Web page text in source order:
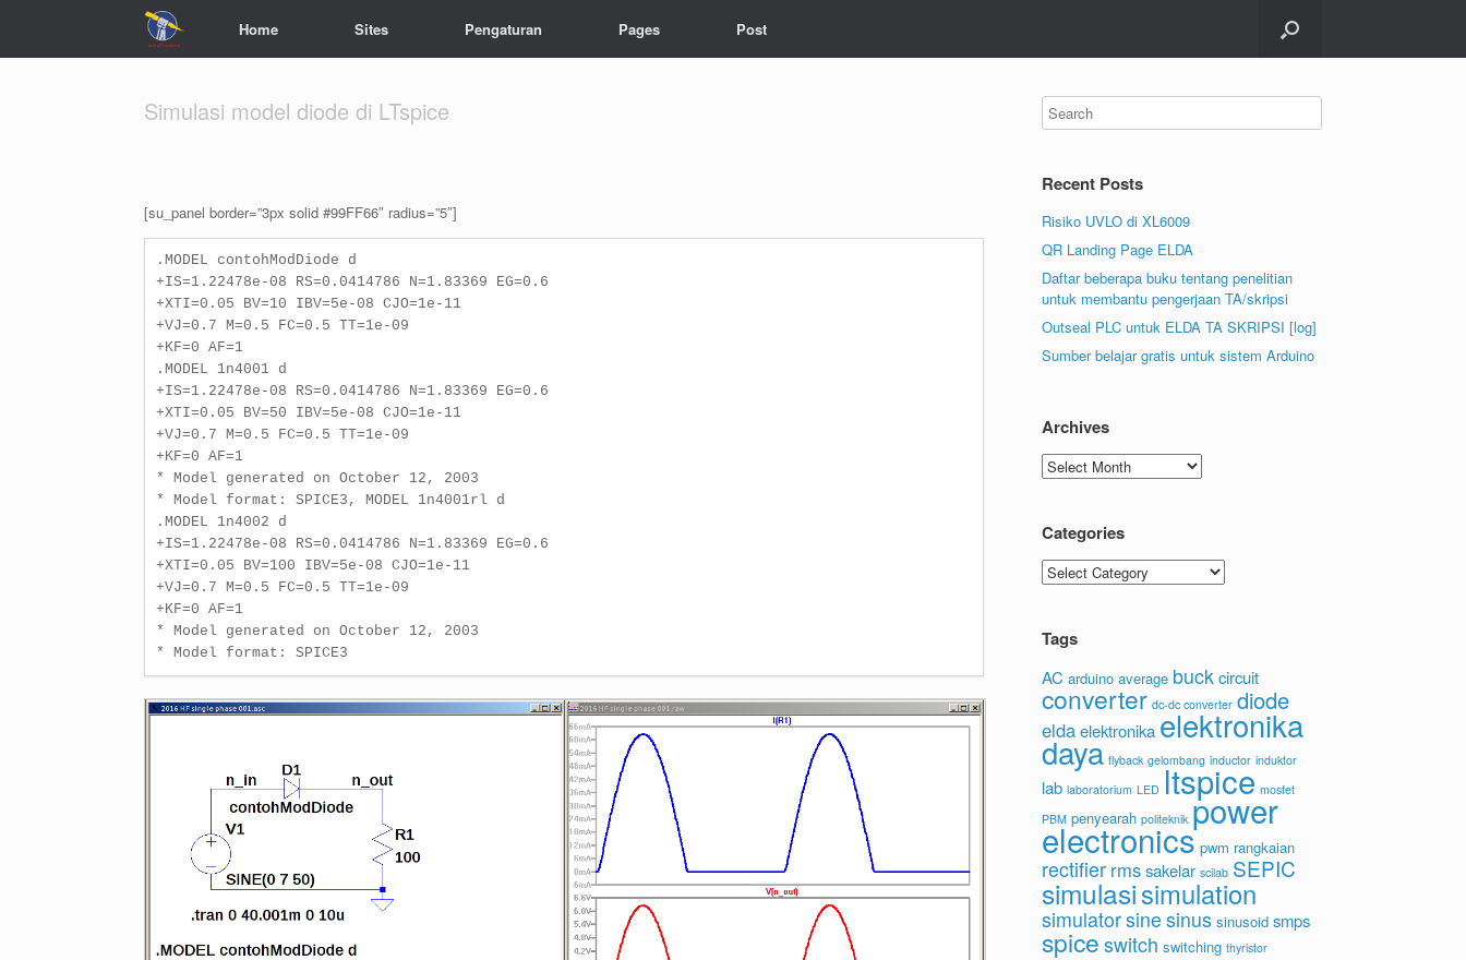
Home Sites Pengaturan Pages Post
Simulasi model diode di LTspice
[su_panel border=”3px solid #99FF66″ radius=”5″]
.MODEL contohModDiode d
+IS=1.22478e-08 RS=0.0414786 N=1.83369 EG=0.6
+XTI=0.05 BV=10 IBV=5e-08 CJO=1e-11
+VJ=0.7 M=0.5 FC=0.5 TT=1e-09
+KF=0 AF=1
.MODEL 1n4001 d
+IS=1.22478e-08 RS=0.0414786 N=1.83369 EG=0.6
+XTI=0.05 BV=50 IBV=5e-08 CJO=1e-11
+VJ=0.7 M=0.5 FC=0.5 TT=1e-09
+KF=0 AF=1
* Model generated on October 12, 2003
* Model format: SPICE3, MODEL 1n4001rl d
.MODEL 1n4002 d
+IS=1.22478e-08 RS=0.0414786 N=1.83369 EG=0.6
+XTI=0.05 BV=100 IBV=5e-08 CJO=1e-11
+VJ=0.7 M=0.5 FC=0.5 TT=1e-09
+KF=0 AF=1
* Model generated on October 12, 2003
* Model format: SPICE3
Recent Posts
Risiko UVLO di XL6009
QR Landing Page ELDA
Daftar beberapa buku tentang penelitian
untuk membantu pengerjaan TA/skripsi
Outseal PLC untuk ELDA TA SKRIPSI [log]
Sumber belajar gratis untuk sistem Arduino
Archives
Archives
Categories
Categories
Tags
AC arduino average buck circuit
converter dc-dc converter diode
elda elektronika elektronika
daya flyback gelombang inductor induktor
lab laboratorium LED ltspice mosfet
PBM penyearah politeknik power
electronics pwm rangkaian
rectifier rms sakelar scilab SEPIC
simulasisimulation
simulatorsine sinus sinusoid smps
spice switch switching thyristor